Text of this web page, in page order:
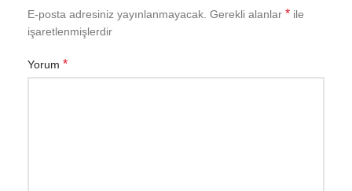
E-posta adresiniz yayınlanmayacak. Gerekli alanlar * ile
işaretlenmişlerdir
Yorum *